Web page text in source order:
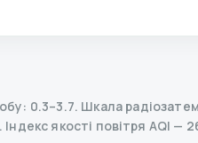
0.3–3.7. Шкала
Індекс якості повітря AQI —